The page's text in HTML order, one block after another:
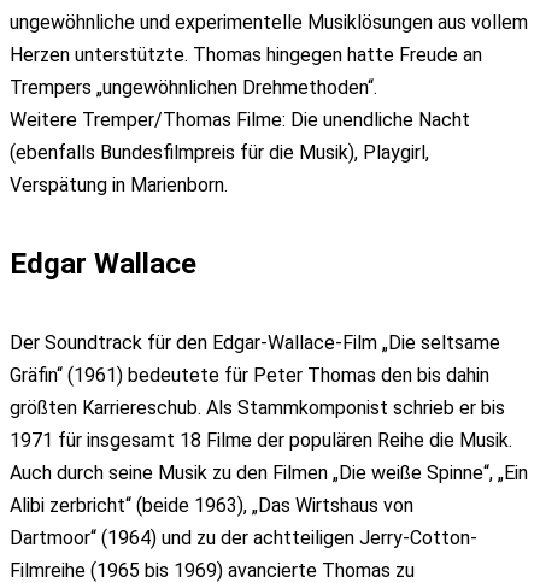
ungewöhnliche und experimentelle Musiklösungen aus vollem
Herzen unterstützte. Thomas hingegen hatte Freude an
Trempers „ungewöhnlichen Drehmethoden“.
Weitere Tremper/Thomas Filme: Die unendliche Nacht
(ebenfalls Bundesfilmpreis für die Musik), Playgirl,
Verspätung in Marienborn.
Edgar Wallace
Der Soundtrack für den Edgar-Wallace-Film „Die seltsame
Gräfin“ (1961) bedeutete für Peter Thomas den bis dahin
größten Karriereschub. Als Stammkomponist schrieb er bis
1971 für insgesamt 18 Filme der populären Reihe die Musik.
Auch durch seine Musik zu den Filmen „Die weiße Spinne“, „Ein
Alibi zerbricht“ (beide 1963), „Das Wirtshaus von
Dartmoor“ (1964) und zu der achtteiligen Jerry-Cotton-
Filmreihe (1965 bis 1969) avancierte Thomas zu